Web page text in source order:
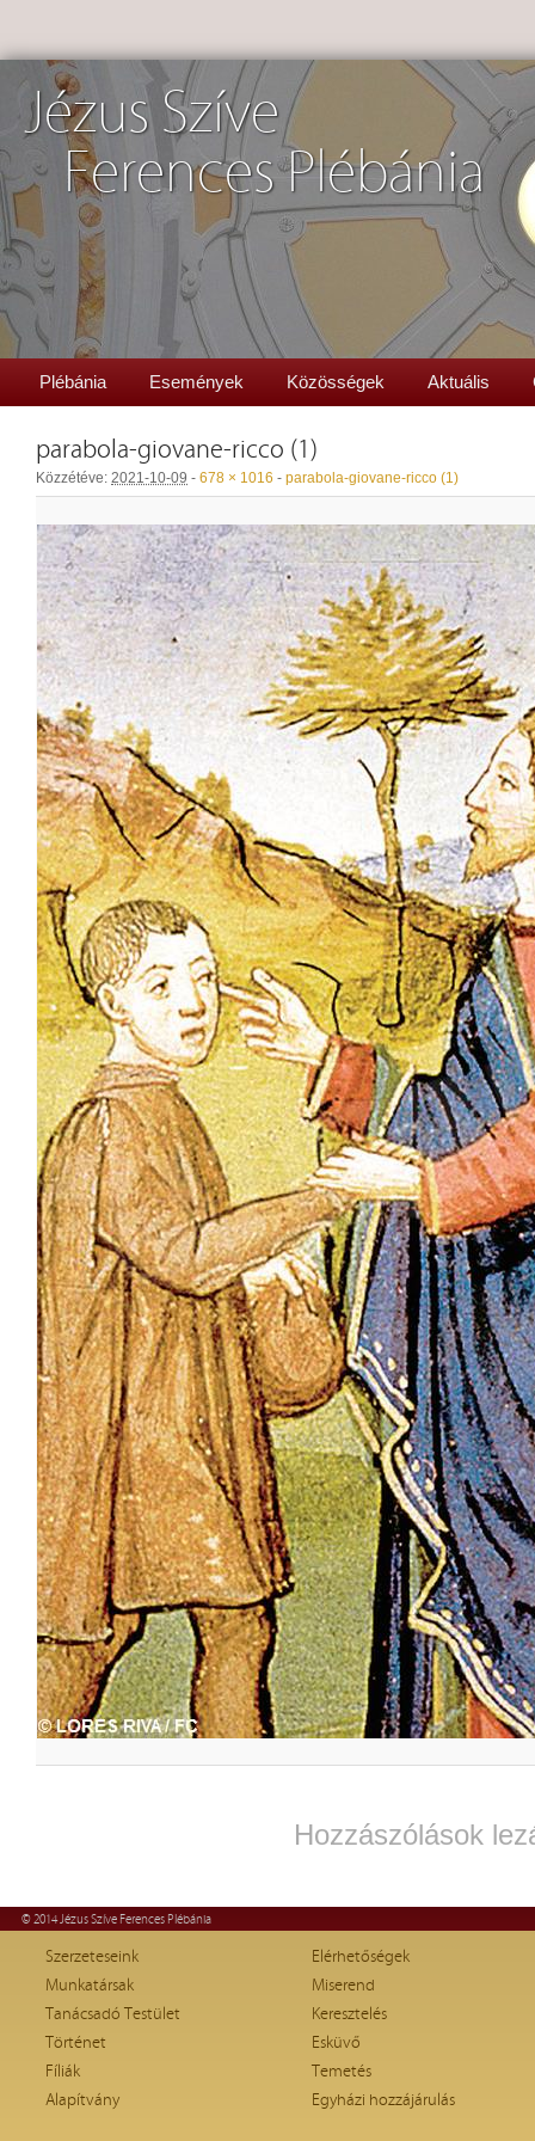
Jézus Szíve
Ferences Plébánia
Plébánia Események Közösségek Aktuális
parabola-giovane-ricco (1)
Közzétéve: 2021-10-09 - 678 × 1016 - parabola-giovane-ricco (1)
Hozzászólások
© 2014 Jézus Szíve Ferences Plébánia
Szerzeteseink
Munkatársak
Tanácsadó Testület
Történet
Fíliák
Alapítvány
Elérhetőségek
Miserend
Keresztelés
Esküvő
Temetés
Egyházi hozzájárulás